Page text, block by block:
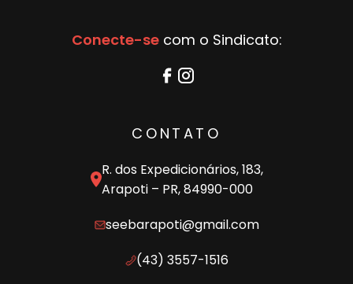
Conecte-secom o Sindicato:
CONTATO
R. dos Expedicionários, 183,
Arapoti – PR, 84990-000
seebarapoti@gmail.com
(43) 3557-1516